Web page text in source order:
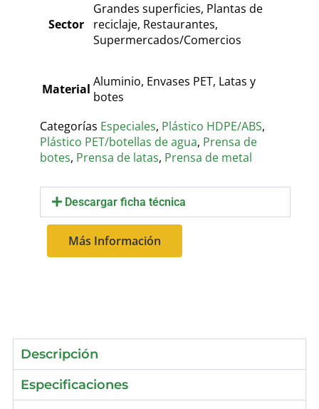
Sector
Grandes superficies, Plantas de
reciclaje, Restaurantes,
Supermercados/Comercios
Material Aluminio, Envases PET, Latas y
botes
Categorías Especiales, Plástico HDPE/ABS,
Plástico PET/botellas de agua, Prensa de
botes, Prensa de latas, Prensa de metal
Descargar ficha técnica
Más Información
Descripción
Especificaciones